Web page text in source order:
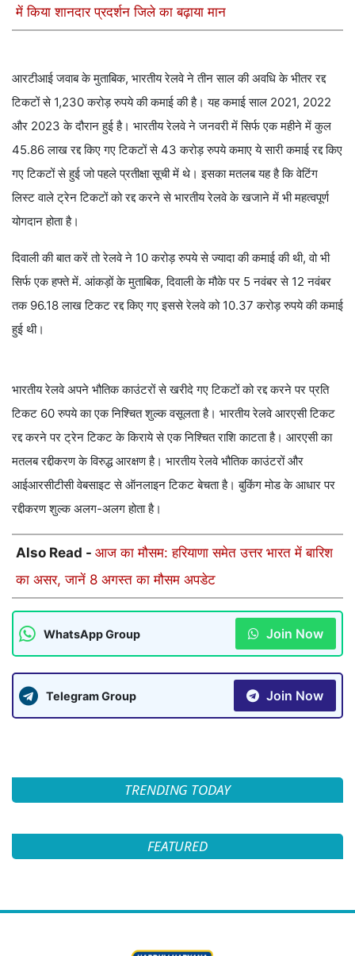
में किया शानदार प्रदर्शन जिले का बढ़ाया मान
आरटीआई जवाब के मुताबिक, भारतीय रेलवे ने तीन साल की अवधि के भीतर रद्द
टिकटों से 1,230 करोड़ रुपये की कमाई की है। यह कमाई साल 2021, 2022
और 2023 के दौरान हुई है। भारतीय रेलवे ने जनवरी में सिर्फ एक महीने में कुल
45.86 लाख रद्द किए गए टिकटों से 43 करोड़ रुपये कमाए ये सारी कमाई रद्द किए
गए टिकटों से हुई जो पहले प्रतीक्षा सूची में थे। इसका मतलब यह है कि वेटिंग
लिस्ट वाले ट्रेन टिकटों को रद्द करने से भारतीय रेलवे के खजाने में भी महत्वपूर्ण
योगदान होता है।
दिवाली की बात करें तो रेलवे ने 10 करोड़ रुपये से ज्यादा की कमाई की थी, वो भी
सिर्फ एक हफ्ते में. आंकड़ों के मुताबिक, दिवाली के मौके पर 5 नवंबर से 12 नवंबर
तक 96.18 लाख टिकट रद्द किए गए इससे रेलवे को 10.37 करोड़ रुपये की कमाई
हुई थी।
भारतीय रेलवे अपने भौतिक काउंटरों से खरीदे गए टिकटों को रद्द करने पर प्रति
टिकट 60 रुपये का एक निश्चित शुल्क वसूलता है। भारतीय रेलवे आरएसी टिकट
रद्द करने पर ट्रेन टिकट के किराये से एक निश्चित राशि काटता है। आरएसी का
मतलब रद्दीकरण के विरुद्ध आरक्षण है। भारतीय रेलवे भौतिक काउंटरों और
आईआरसीटीसी वेबसाइट से ऑनलाइन टिकट बेचता है। बुकिंग मोड के आधार पर
रद्दीकरण शुल्क अलग-अलग होता है।
Also Read - आज का मौसम: हरियाणा समेत उत्तर भारत में बारिश
का असर, जानें 8 अगस्त का मौसम अपडेट
WhatsApp Group Join Now
Telegram Group Join Now
TRENDING TODAY
FEATURED